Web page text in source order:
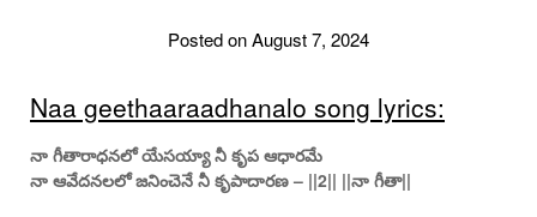
Posted on August 7, 2024
Naa geethaaraadhanalo song lyrics:
నా గీతారాధనలో యేసయ్యా నీ కృప ఆధారమే
నా ఆవేదనలలో జనించెనే నీ కృపాదారణ – ||2|| ||నా గీతా||